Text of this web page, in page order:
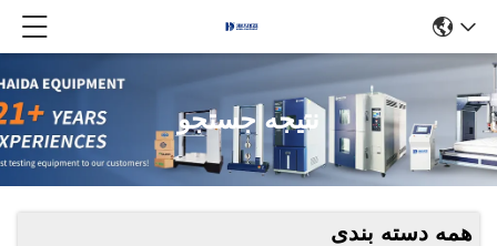
نتیجه جستجو
همه دسته بندی